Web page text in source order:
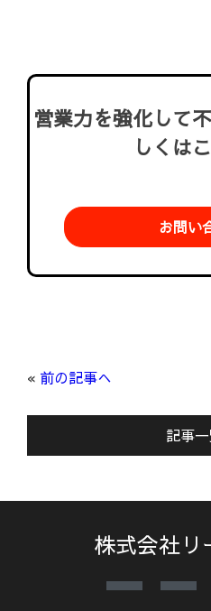
営業力を強化して
しくは
お問い
« 前の記事へ
記事
株式会社リ